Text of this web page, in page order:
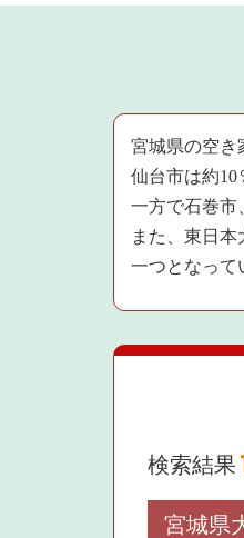
宮城県の空き
仙台市は約10
一方で石巻市
また、東日
一つとなって
検索結果
宮城県